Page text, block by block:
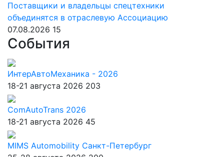
Поставщики и владельцы спецтехники
объединятся в отраслевую Ассоциацию
07.08.2026 15
События
ИнтерАвтоМеханика - 2026
18-21 августа 2026 203
ComAutoTrans 2026
18-21 августа 2026 45
MIMS Automobility Санкт-Петербург